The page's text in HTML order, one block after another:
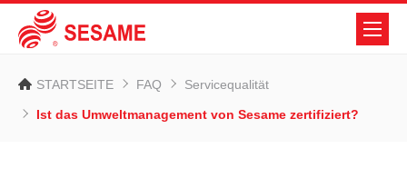
STARTSEITE FAQ Servicequalität
Ist das Umweltmanagement von Sesame zertifiziert?